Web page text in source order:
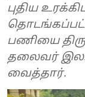
புதிய
பணியை
தலைவர்
வைத்தார்.